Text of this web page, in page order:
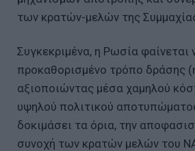
των κρατών-μελών της
Συγκεκριμένα, η Ρωσία φαίνεται
προκαθορισμένο τρόπο δράσης
αξιοποιώντας μέσα χαμηλού
υψηλού πολιτικού
δοκιμάσει τα όρια, την
συνοχή των κρατών μελών του